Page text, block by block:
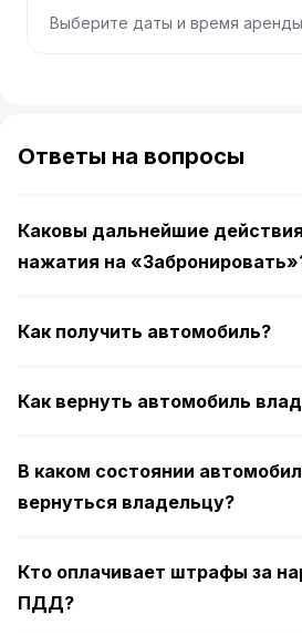
Выберите даты и время
of
4
Ответы на вопросы
Каковы дальнейшие
нажатия на
Как получить автомобиль?
Как вернуть автомобиль
В каком состоянии
вернуться владельцу?
Кто оплачивает штрафы за
ПДД?